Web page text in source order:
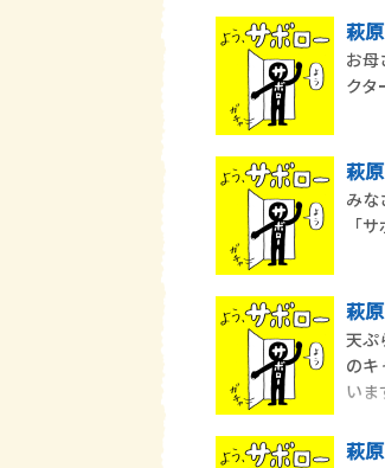
萩
お
クタ
萩
み
「
萩
天ぷ
の
いま
萩